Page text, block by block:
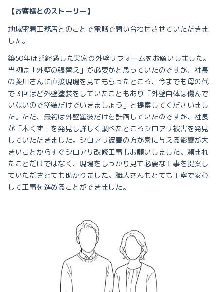
【お客様とのストーリー】
地域密着工務店とのことで電話で問い合わせさせていただきま
した。
築50年ほど経過した実家の外壁リフォームをお願いしました。
当初は「外壁の張替え」が必要かと思っていたのですが、社長
の菱川さんに直接現場を見てもらったところ、今までも母の代
で３回ほど外壁塗装をしていたこともあり「外壁自体は傷んで
いないので塗装だけでいきましょう」と提案してくださいまし
た。ただ、 最初は外壁塗装だけを計画していたのですが、社長
が「木くず」を発見し詳しく調べたところシロアリ被害を発見
していただきました。シロアリ被害の方が家に与える影響が大
きいことからすぐシロアリ改修工事もお願いしました。頼まれ
たことだけではなく、現場をしっかり見て必要な工事を提案し
ていただきとても助かりました。職人さんもとても丁寧で安心
して工事を進めることができました。